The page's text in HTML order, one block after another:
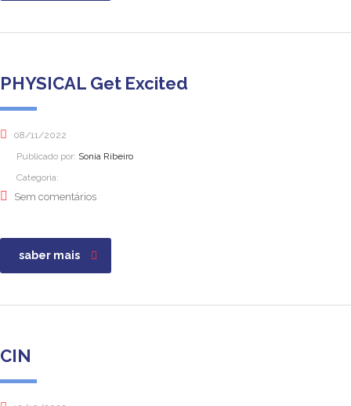
PHYSICAL Get Excited
08/11/2022
Publicado por: Sonia Ribeiro
Categoria:
Sem comentários
saber mais
CIN